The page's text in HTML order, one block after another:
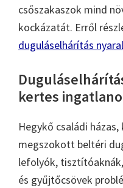
csőszakaszok mind
kockázatát. Erről
duguláselhárítás
kertes
Hegykő családi
megszokott beltéri
lefolyók,
és gyűjtőcsövek